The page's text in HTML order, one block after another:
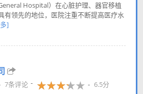
Hospital）在心脏护理、器官移植
有领先的地位，医院注重不断提高医疗水
]
7条评论
6.5分